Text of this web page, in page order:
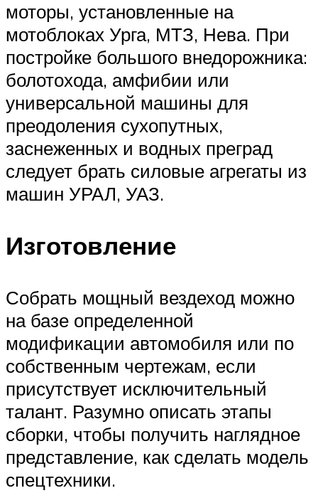
моторы, установленные на
мотоблоках Урга, МТЗ, Нева. При
постройке большого внедорожника:
болотохода, амфибии или
универсальной машины для
преодоления сухопутных,
заснеженных и водных преград
следует брать силовые агрегаты из
машин УРАЛ, УАЗ.
Изготовление
Собрать мощный вездеход можно
на базе определенной
модификации автомобиля или по
собственным чертежам, если
присутствует исключительный
талант. Разумно описать этапы
сборки, чтобы получить наглядное
представление, как сделать модель
спецтехники.